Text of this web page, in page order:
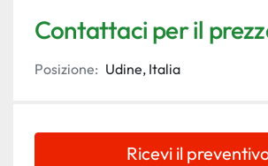
Contattaci per il
Posizione: Udine, Italia
Ricevi il